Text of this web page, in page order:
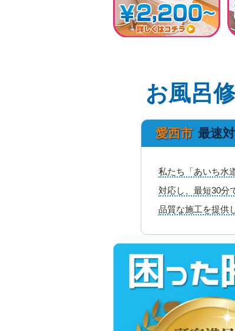
お風呂
愛西市 最速
私たち「あいち水
対応し、最短30分
品質な施工を提供